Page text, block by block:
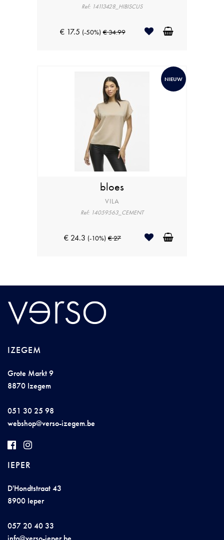
Ref: 14113428_HIBISCUS
€ 17.5 (-50%) € 34.99
NIEUW
bloes
VILA
Ref: 14059563_CEMENT
€ 24.3 (-10%) € 27
IZEGEM
Grote Markt 9
8870 Izegem
051 30 25 98
webshop@verso-izegem.be
IEPER
D'Hondtstraat 43
8900 Ieper
057 20 40 33